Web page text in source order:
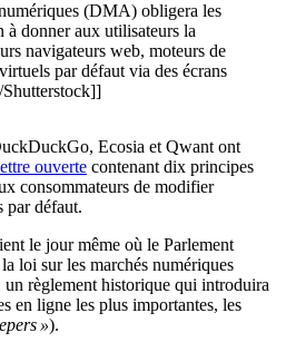
(DMA) obligera les
à donner aux utilisateurs la
navigateurs web, moteurs de
par défaut via des écrans
Ecosia et Qwant ont
ouverte contenant dix principes
consommateurs de modifier
par défaut.
le jour même où le Parlement
loi sur les marchés numériques
règlement historique qui introduira
en ligne les plus importantes, les
»).